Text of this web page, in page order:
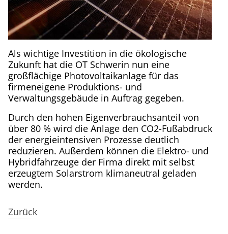
Als wichtige Investition in die ökologische
Zukunft hat die OT Schwerin nun eine
großflächige Photovoltaikanlage für das
firmeneigene Produktions- und
Verwaltungsgebäude in Auftrag gegeben.
Durch den hohen Eigenverbrauchsanteil von
über 80 % wird die Anlage den CO2-Fußabdruck
der energieintensiven Prozesse deutlich
reduzieren. Außerdem können die Elektro- und
Hybridfahrzeuge der Firma direkt mit selbst
erzeugtem Solarstrom klimaneutral geladen
werden.
Zurück